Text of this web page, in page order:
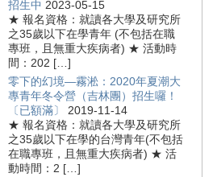
招生中 2023-05-15
★ 報名資格：就讀各大學及研究所
之35歲以下在學青年 (不包括在職
專班，且無重大疾病者) ★ 活動時
間：202 […]
零下的幻境—霧淞：2020年夏潮大
專青年冬令營（吉林團）招生囉！
〔已額滿〕
2019-11-14
★ 報名資格：就讀各大學及研究所
之35歲以下在學的台灣青年(不包括
在職專班，且無重大疾病者) ★ 活
動時間：2 […]